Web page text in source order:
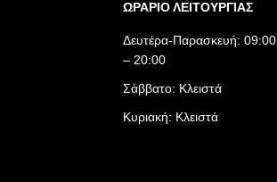
ΩΡΑΡΙΟ ΛΕΙΤΟΥΡΓΙΑΣ​
Δευτέρα-Παρασκευή: 09:00
– 20:00
Σάββατο: Κλειστά
Κυριακή: Κλειστά